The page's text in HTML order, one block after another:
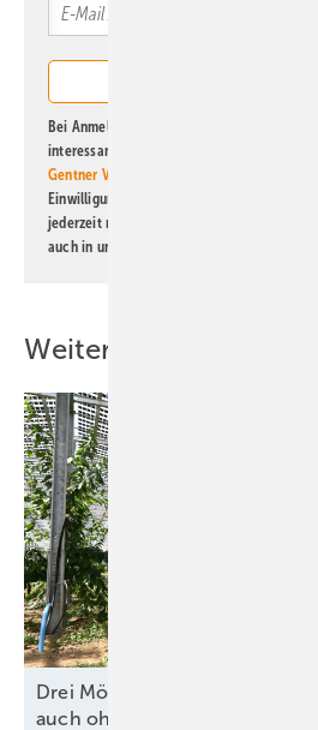
Bei Anmeldung zu diesem Newsletter bin
interessante Verlags- und Online-Angebote
Gentner Verlag GmbH & Co. KG
Einwilligung kann ich jederzeit widerrufen
jederzeit möglich. Informationen zum
auch in unserer
Weitere Inhalte
Drei Möglichkeiten für
auch ohne